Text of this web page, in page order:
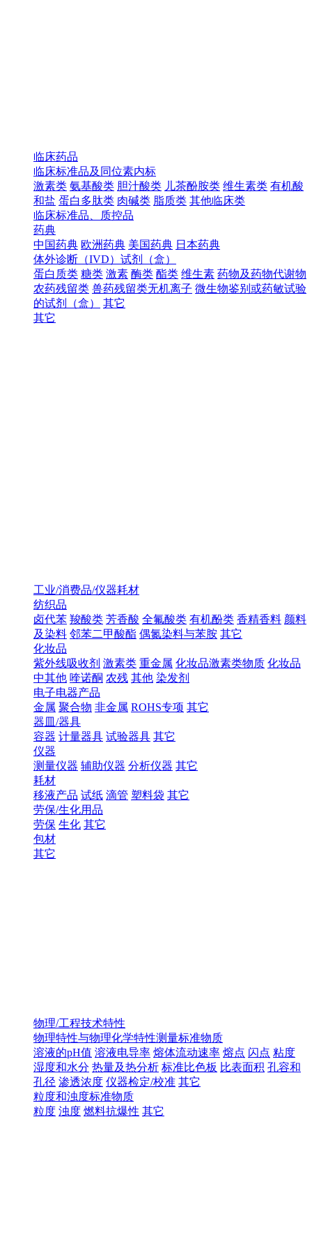
临床药品
临床标准品及同位素内标
激素类 氨基酸类 胆汁酸类 儿茶酚胺类 维生素类 有机酸
和盐 蛋白多肽类 肉碱类 脂质类 其他临床类
临床标准品、质控品
药典
中国药典 欧洲药典 美国药典 日本药典
体外诊断（IVD）试剂（盒）
蛋白质类 糖类 激素 酶类 酯类 维生素 药物及药物代谢物
农药残留类 兽药残留类无机离子 微生物鉴别或药敏试验
的试剂（盒）
其它
其它
工业/消费品/仪器耗材
纺织品
卤代苯 羧酸类 芳香酸 全氟酸类 有机酚类 香精香料 颜料
及染料 邻苯二甲酸酯 偶氮染料与苯胺 其它
化妆品
紫外线吸收剂 激素类 重金属 化妆品激素类物质 化妆品
中其他 喹诺酮 农残 其他 染发剂
电子电器产品
金属 聚合物 非金属 ROHS专项 其它
器皿/器具
容器 计量器具 试验器具 其它
仪器
测量仪器 辅助仪器 分析仪器 其它
耗材
移液产品 试纸 滴管 塑料袋 其它
劳保/生化用品
劳保 生化 其它
包材
其它
物理/工程技术特性
物理特性与物理化学特性测量标准物质
溶液的pH值 溶液电导率 熔体流动速率 熔点 闪点 粘度
湿度和水分 热量及热分析 标准比色板 比表面积 孔容和
孔径 渗透浓度 仪器检定/校准 其它
粒度和浊度标准物质
粒度 浊度 燃料抗爆性 其它